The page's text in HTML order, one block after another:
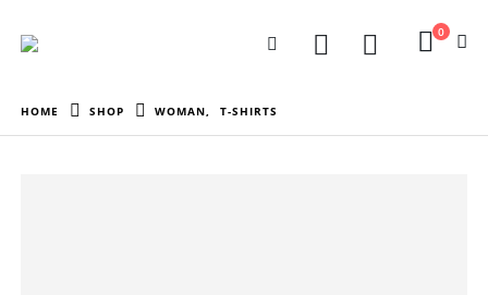
0
HOME SHOP WOMAN, T-SHIRTS